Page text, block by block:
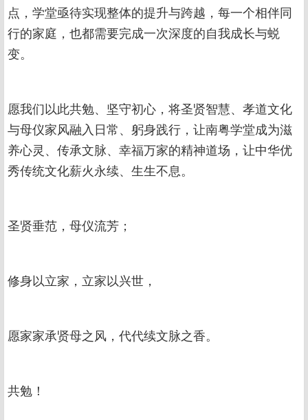
点，学堂亟待实现整体的提升与跨越，每一个相伴同
行的家庭，也都需要完成一次深度的自我成长与蜕
变。
愿我们以此共勉、坚守初心，将圣贤智慧、孝道文化
与母仪家风融入日常、躬身践行，让南粤学堂成为滋
养心灵、传承文脉、幸福万家的精神道场，让中华优
秀传统文化薪火永续、生生不息。
圣贤垂范，母仪流芳；
修身以立家，立家以兴世，
愿家家承贤母之风，代代续文脉之香。
共勉！